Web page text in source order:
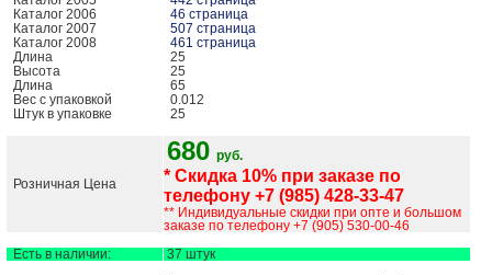
Каталог 2006
46 страница
Каталог 2007
507 страница
Каталог 2008
461 страница
Длина
25
Высота
25
Длина
65
Вес с упаковкой
0.012
Штук в упаковке
25
Розничная Цена
680 руб.
* Скидка 10% при заказе по
телефону +7 (985) 428-33-47
** Индивидуальные скидки при опте и большом
заказе по телефону +7 (905) 530-00-46
Есть в наличии: 37 штук